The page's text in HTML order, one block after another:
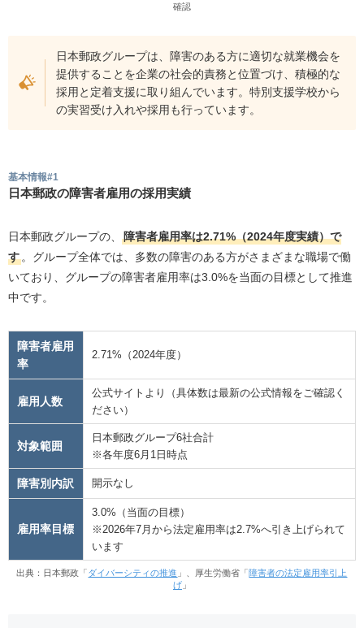
確認
日本郵政グループは、障害のある方に適切な就業機会を
提供することを企業の社会的責務と位置づけ、積極的な
採用と定着支援に取り組んでいます。特別支援学校から
の実習受け入れや採用も行っています。
基本情報#1
日本郵政の障害者雇用の採用実績
日本郵政グループの、
障害者雇用率は2.71%（2024年度実績）で
す。グループ全体では、多数の障害のある方がさまざまな職場で働
いており、グループの障害者雇用率は3.0%を当面の目標として推進
中です。
障害者雇用
率
2.71%（2024年度）
雇用人数
公式サイトより（具体数は最新の公式情報をご確認く
ださい）
対象範囲
日本郵政グループ6社合計
※各年度6月1日時点
障害別内訳 開示なし
雇用率目標
3.0%（当面の目標）
※2026年7月から法定雇用率は2.7%へ引き上げられて
います
出典：日本郵政「 ダイバーシティの推進 」、厚生労働省「 障害者の法定雇用率引上
げ 」